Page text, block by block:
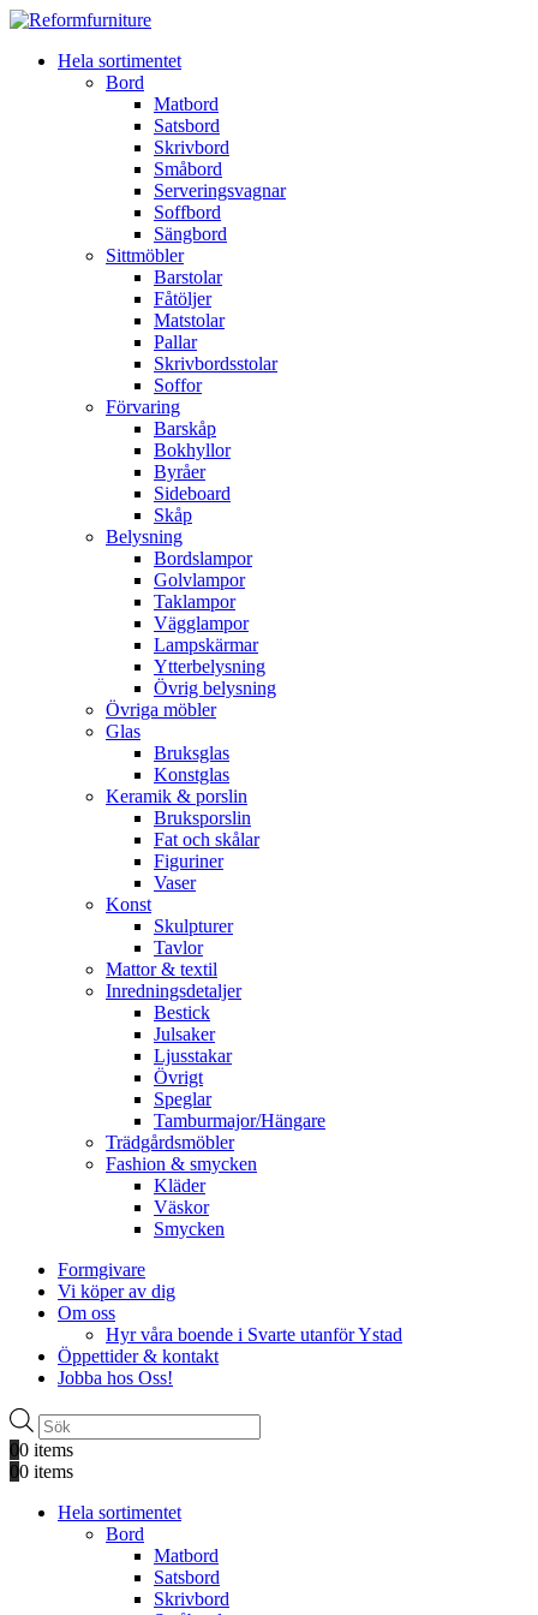
Hela sortimentet
Bord
Matbord
Satsbord
Skrivbord
Småbord
Serveringsvagnar
Soffbord
Sängbord
Sittmöbler
Barstolar
Fåtöljer
Matstolar
Pallar
Skrivbordsstolar
Soffor
Förvaring
Barskåp
Bokhyllor
Byråer
Sideboard
Skåp
Belysning
Bordslampor
Golvlampor
Taklampor
Vägglampor
Lampskärmar
Ytterbelysning
Övrig belysning
Övriga möbler
Glas
Bruksglas
Konstglas
Keramik & porslin
Bruksporslin
Fat och skålar
Figuriner
Vaser
Konst
Skulpturer
Tavlor
Mattor & textil
Inredningsdetaljer
Bestick
Julsaker
Ljusstakar
Övrigt
Speglar
Tamburmajor/Hängare
Trädgårdsmöbler
Fashion & smycken
Kläder
Väskor
Smycken
Formgivare
Vi köper av dig
Om oss
Hyr våra boende i Svarte utanför Ystad
Öppettider & kontakt
Jobba hos Oss!
Produktsökning
00 items
00 items
Hela sortimentet
Bord
Matbord
Satsbord
Skrivbord